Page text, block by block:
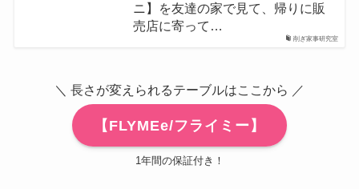
削ぎ家事研究室
ニ】を友達の家で見て、帰りに販
売店に寄って…
＼ 長さが変えられるテーブルはここから ／
【FLYMEe/フライミー】
1年間の保証付き！